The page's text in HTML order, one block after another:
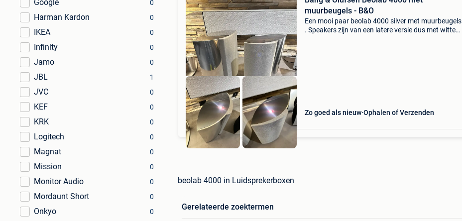
Google 0
Harman Kardon 0
IKEA 0
Infinity 0
Jamo 0
JBL 1
JVC 0
KEF 0
KRK 0
Logitech 0
Magnat 0
Mission 0
Monitor Audio 0
Mordaunt Short 0
Onkyo 0
muurbeugels - B&O
Een mooi paar beolab 4000 silver met muurbeugels
. Speakers zijn van een latere versie dus met witte
Zo goed als nieuw Ophalen of Verzenden
beolab 4000 in Luidsprekerboxen
Gerelateerde zoektermen